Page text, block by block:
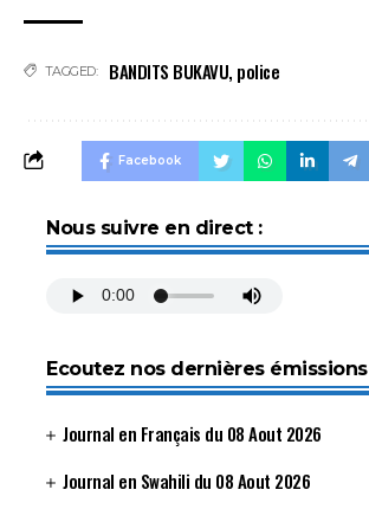
TAGGED: BANDITS BUKAVU, police
Facebook
Nous suivre en direct :
Ecoutez nos dernières émissions
Journal en Français du 08 Aout 2026
Journal en Swahili du 08 Aout 2026